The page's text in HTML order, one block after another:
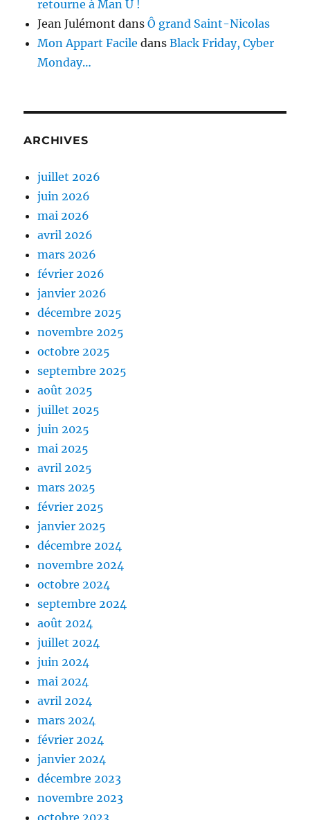
retourne à Man U !
Jean Julémont dansÔ grand Saint-Nicolas
Mon Appart Facile dansBlack Friday, Cyber
Monday…
ARCHIVES
juillet 2026
juin 2026
mai 2026
avril 2026
mars 2026
février 2026
janvier 2026
décembre 2025
novembre 2025
octobre 2025
septembre 2025
août 2025
juillet 2025
juin 2025
mai 2025
avril 2025
mars 2025
février 2025
janvier 2025
décembre 2024
novembre 2024
octobre 2024
septembre 2024
août 2024
juillet 2024
juin 2024
mai 2024
avril 2024
mars 2024
février 2024
janvier 2024
décembre 2023
novembre 2023